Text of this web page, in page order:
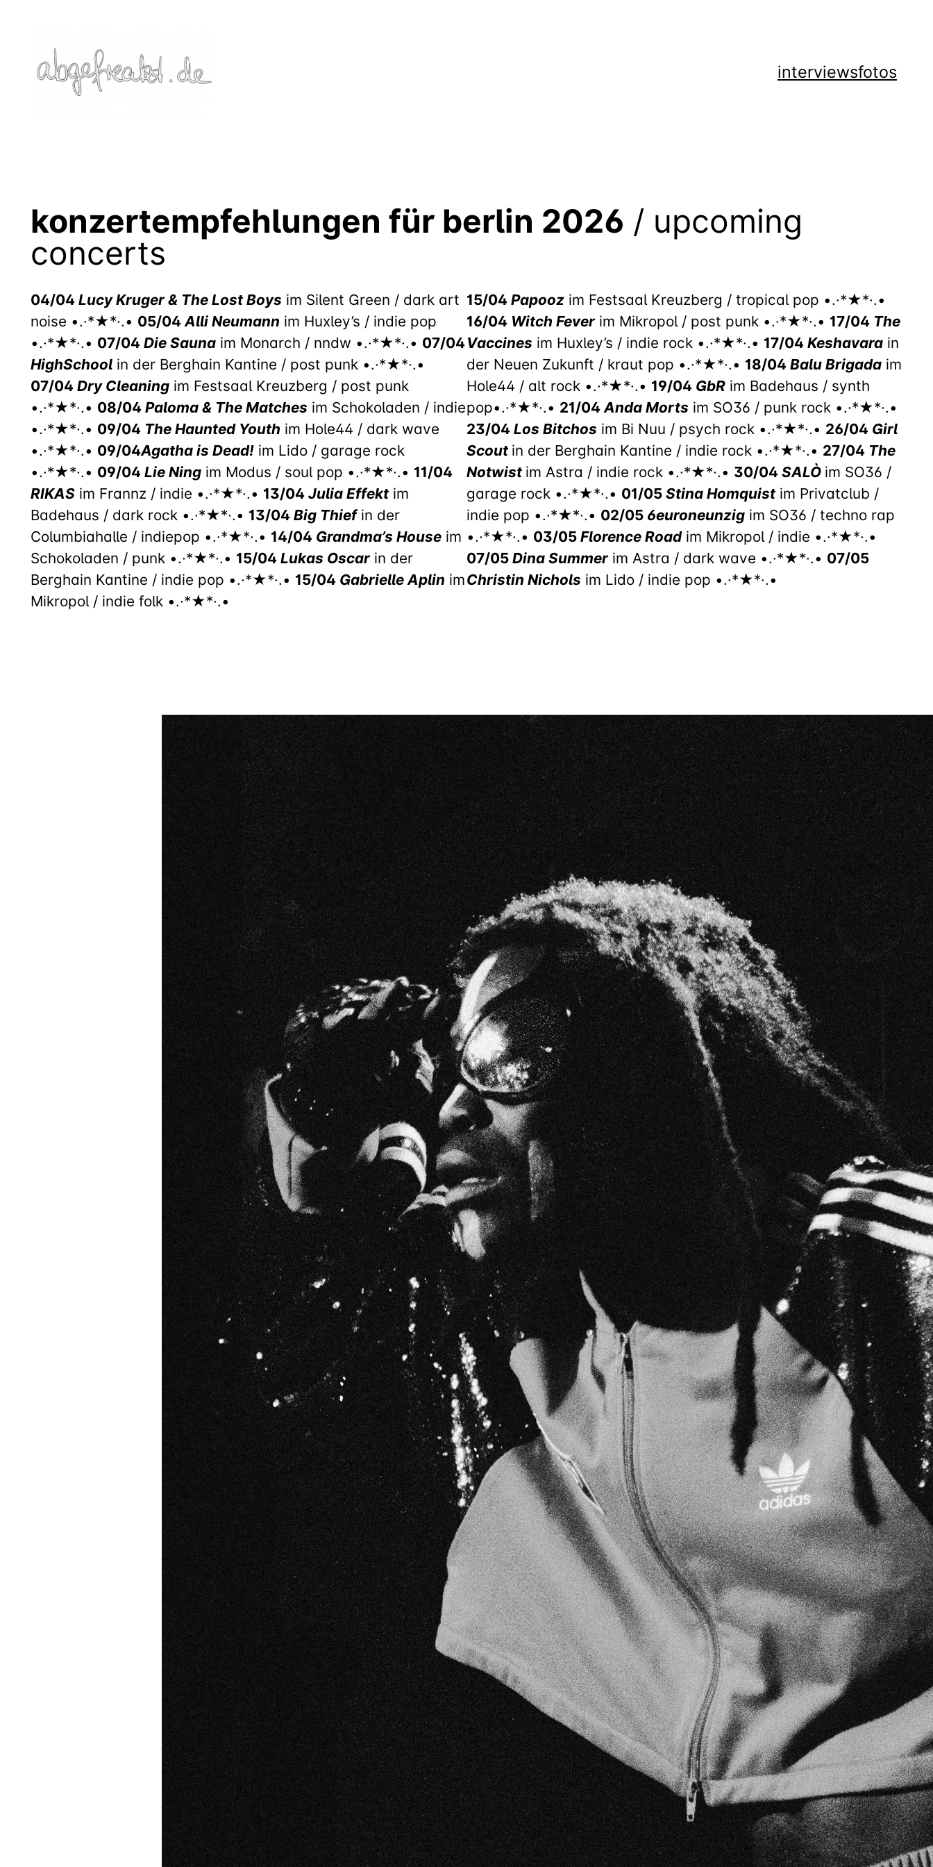
springen
interviewsfotos
konzertempfehlungen für berlin 2026 / upcoming
concerts
04/04 Lucy Kruger & The Lost Boys im Silent Green / dark art
noise •.·*★*·.• 05/04 Alli Neumann im Huxley’s / indie pop
•.·*★*·.• 07/04 Die Sauna im Monarch / nndw •.·*★*·.• 07/04
HighSchool in der Berghain Kantine / post punk •.·*★*·.•
07/04 Dry Cleaning im Festsaal Kreuzberg / post punk
•.·*★*·.• 08/04 Paloma & The Matches im Schokoladen / indie
•.·*★*·.• 09/04 The Haunted Youth im Hole44 / dark wave
•.·*★*·.• 09/04Agatha is Dead! im Lido / garage rock
•.·*★*·.• 09/04 Lie Ning im Modus / soul pop •.·*★*·.• 11/04
RIKAS im Frannz / indie •.·*★*·.• 13/04 Julia Effekt im
Badehaus / dark rock •.·*★*·.• 13/04 Big Thiefin der
Columbiahalle / indiepop •.·*★*·.• 14/04 Grandma’s House im
Schokoladen / punk •.·*★*·.• 15/04 Lukas Oscarin der
Berghain Kantine / indie pop •.·*★*·.• 15/04 Gabrielle Aplin im
Mikropol / indie folk •.·*★*·.•
15/04 Papooz im Festsaal Kreuzberg / tropical pop •.·*★*·.•
16/04 Witch Fever im Mikropol / post punk •.·*★*·.• 17/04 The
Vaccines im Huxley’s / indie rock •.·*★*·.• 17/04 Keshavara in
der Neuen Zukunft / kraut pop •.·*★*·.• 18/04 Balu Brigada im
Hole44 / alt rock •.·*★*·.• 19/04 GbR im Badehaus / synth
pop•.·*★*·.• 21/04 Anda Morts im SO36 / punk rock •.·*★*·.•
23/04 Los Bitchos im Bi Nuu / psych rock •.·*★*·.• 26/04 Girl
Scout in der Berghain Kantine / indie rock •.·*★*·.• 27/04 The
Notwist im Astra / indie rock •.·*★*·.• 30/04 SALÒ im SO36 /
garage rock •.·*★*·.• 01/05 Stina Homquist im Privatclub /
indie pop •.·*★*·.• 02/05 6euroneunzig im SO36 / techno rap
•.·*★*·.• 03/05 Florence Roadim Mikropol / indie •.·*★*·.•
07/05 Dina Summerim Astra / dark wave •.·*★*·.• 07/05
Christin Nichols im Lido / indie pop •.·*★*·.•